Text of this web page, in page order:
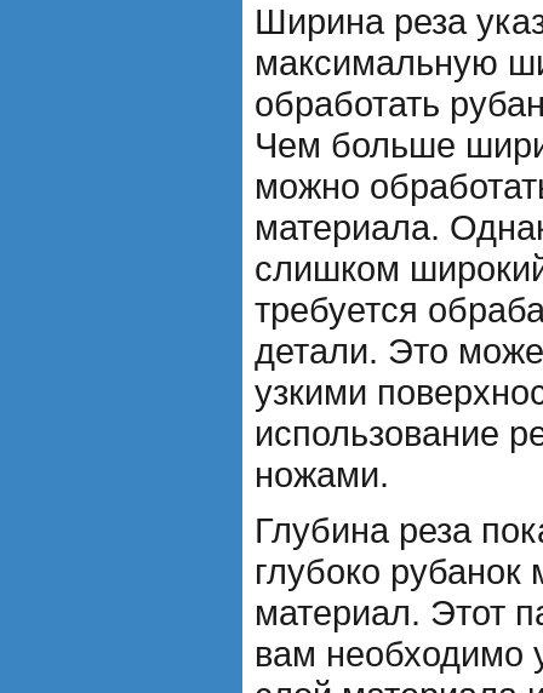
Ширина реза
максимальную
обработать
Чем больше
можно
материала.
слишком
требуется
детали. Это
узкими
использование
ножами.
Глубина реза
глубоко рубанок
материал. Этот
вам необходимо